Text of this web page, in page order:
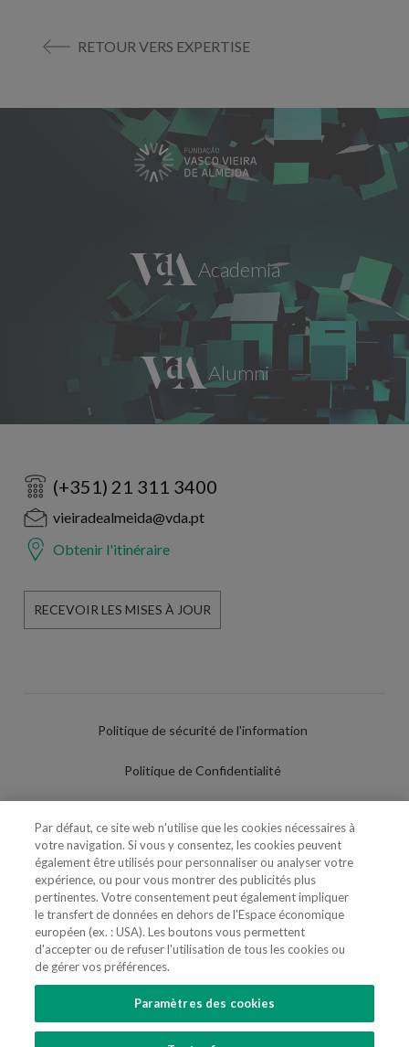
RETOUR VERS EXPERTISE
(+351) 21 311 3400
vieiradealmeida@vda.pt
Obtenir l'itinéraire
RECEVOIR LES MISES À JOUR
Politique de sécurité de l'information
Politique de Confidentialité
Politique de Cookies
Paramètres des cookies
Utilisation Frauduleuse du Nom/Brand
SUIVEZ-NOUS
Par défaut, ce site web n'utilise que les cookies nécessaires à
votre navigation. Si vous y consentez, les cookies peuvent
également être utilisés pour personnaliser ou analyser votre
expérience, ou pour vous montrer des publicités plus
pertinentes. Votre consentement peut également impliquer
le transfert de données en dehors de l'Espace économique
européen (ex. : USA). Les boutons vous permettent
d'accepter ou de refuser l'utilisation de tous les cookies ou
de gérer vos préférences.
Paramètres des cookies